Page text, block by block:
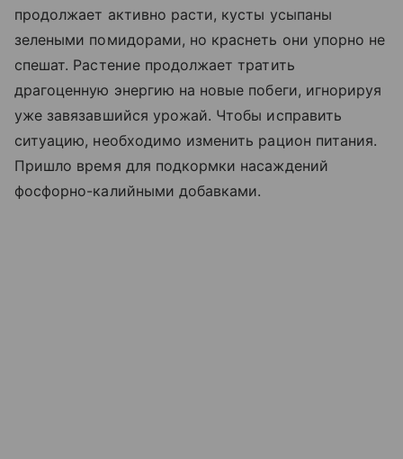
продолжает активно расти, кусты усыпаны
зелеными помидорами, но краснеть они упорно не
спешат. Растение продолжает тратить
драгоценную энергию на новые побеги, игнорируя
уже завязавшийся урожай. Чтобы исправить
ситуацию, необходимо изменить рацион питания.
Пришло время для подкормки насаждений
фосфорно-калийными добавками.